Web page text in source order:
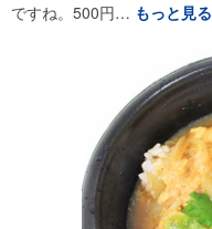
ですね。500円… もっと見る